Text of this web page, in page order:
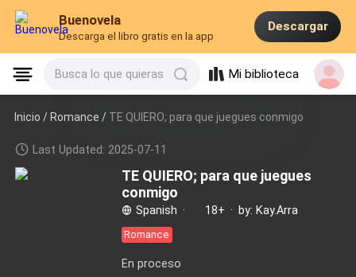
Buenovela
Descarga el libro gratis en la app
Descargar
Busca lo que quieras Mi biblioteca
Inicio /Romance / TE QUIERO; para que juegues conmigo
Last Updated: 2025-07-11
TE QUIERO; para que juegues
conmigo
Spanish · 18+ · by: Kay.Arra
Romance
En proceso